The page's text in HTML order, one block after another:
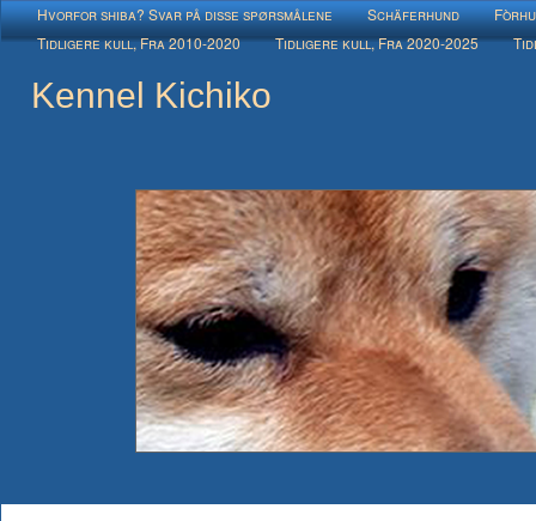
Hvorfor shiba? Svar på disse spørsmålene Schäferhund
Tidligere kull, Fra 2010-2020
Tidligere kull, Fra 2020-2025
Kennel Kichiko